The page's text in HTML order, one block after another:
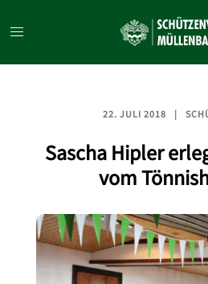
Inhalt
22. JULI 2018
Sascha Hipler
vom